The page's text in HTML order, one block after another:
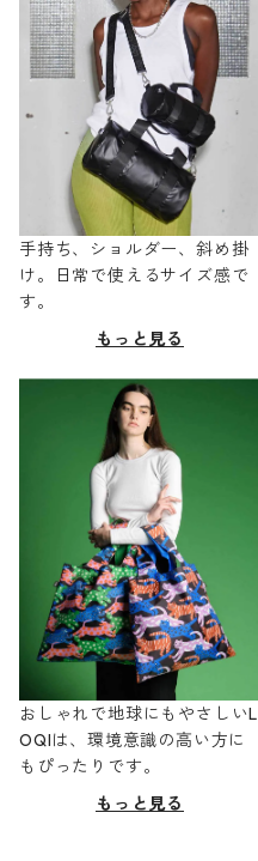
手持ち、ショルダー、斜め掛
け。日常で使えるサイズ感で
す。
もっと見る
おしゃれで地球にもやさしいL
OQIは、環境意識の高い方に
もぴったりです。
もっと見る